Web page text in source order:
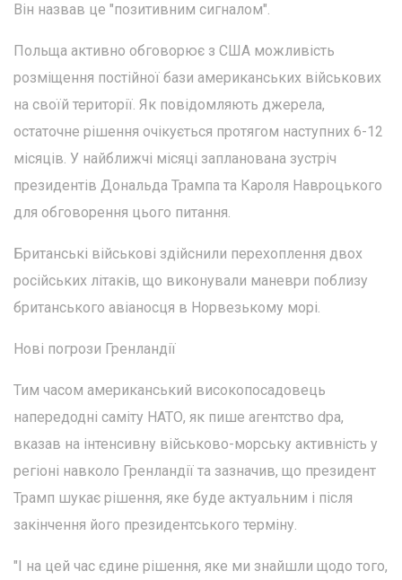
Він назвав це "позитивним сигналом".
Польща активно обговорює з США можливість
розміщення постійної бази американських військових
на своїй території. Як повідомляють джерела,
остаточне рішення очікується протягом наступних 6-12
місяців. У найближчі місяці запланована зустріч
президентів Дональда Трампа та Кароля Навроцького
для обговорення цього питання.
Британські військові здійснили перехоплення двох
російських літаків, що виконували маневри поблизу
британського авіаносця в Норвезькому морі.
Нові погрози Гренландії
Тим часом американський високопосадовець
напередодні саміту НАТО, як пише агентство dpa,
вказав на інтенсивну військово-морську активність у
регіоні навколо Гренландії та зазначив, що президент
Трамп шукає рішення, яке буде актуальним і після
закінчення його президентського терміну.
"І на цей час єдине рішення, яке ми знайшли щодо того,